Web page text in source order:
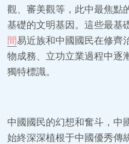
觀、審美觀等，此中最焦點
基礎的文明基因。這些最基
間易近族和中國國民在修齊
物成務、立功立業過程中逐
獨特標識。
中國國民的幻想和奮斗，中
始終深深植根于中國優秀傳